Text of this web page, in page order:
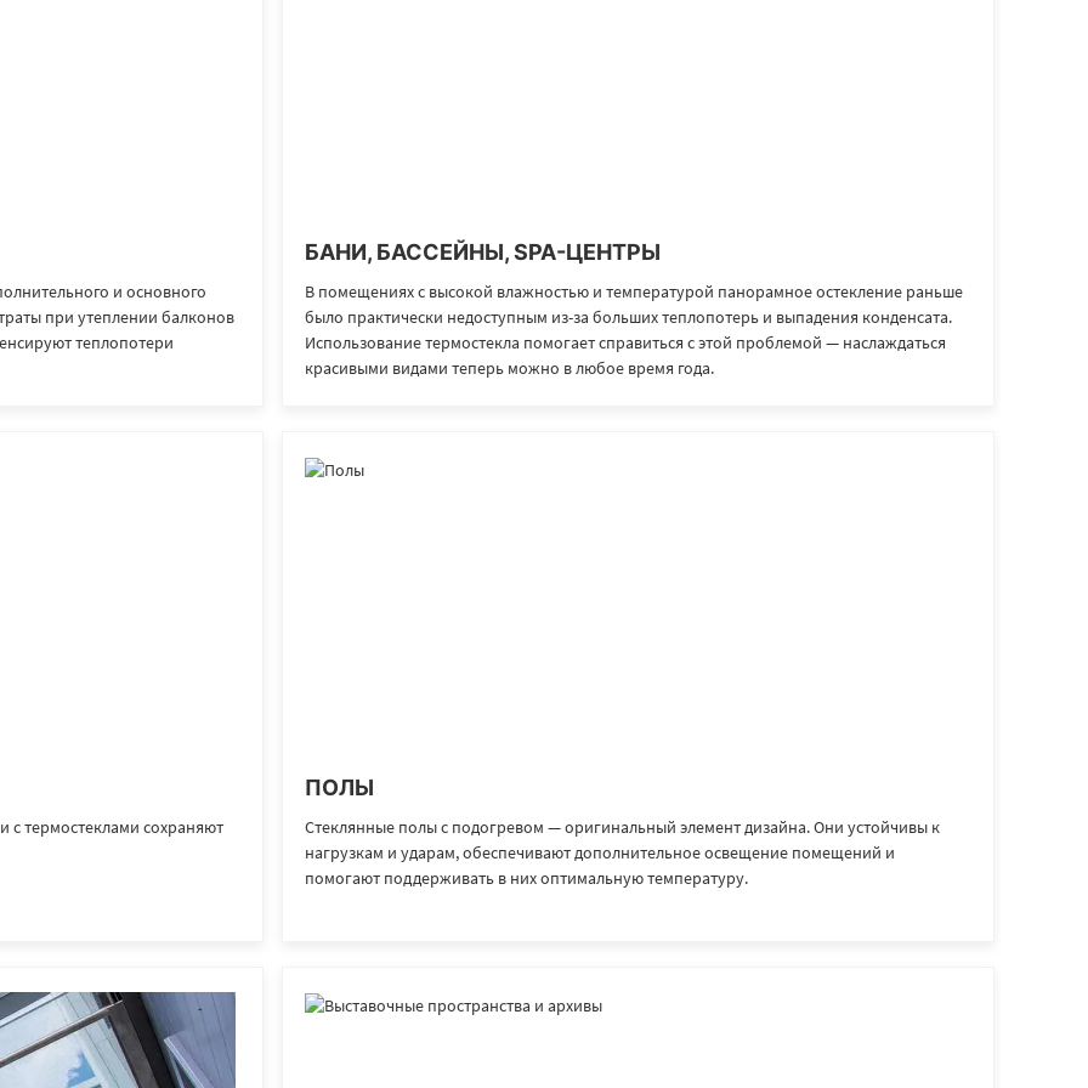
и основного
при утеплении балконов
теплопотери
БАНИ, БАССЕЙНЫ, SPA-ЦЕНТРЫ
В помещениях с высокой влажностью и температурой панорамное остекление раньше
было практически недоступным из-за больших теплопотерь и выпадения конденсата.
Использование термостекла помогает справиться с этой проблемой — наслаждаться
красивыми видами теперь можно в любое время года.
термостеклами сохраняют
ПОЛЫ
Стеклянные полы с подогревом — оригинальный элемент дизайна. Они устойчивы к
нагрузкам и ударам, обеспечивают дополнительное освещение помещений и
помогают поддерживать в них оптимальную температуру.